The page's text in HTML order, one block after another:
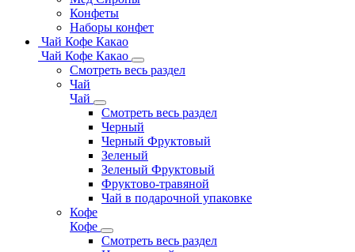
Конфеты
Наборы конфет
Чай Кофе Какао
Чай Кофе Какао
Смотреть весь раздел
Чай
Чай
Смотреть весь раздел
Черный
Черный Фруктовый
Зеленый
Зеленый Фруктовый
Фруктово-травяной
Чай в подарочной упаковке
Кофе
Кофе
Смотреть весь раздел